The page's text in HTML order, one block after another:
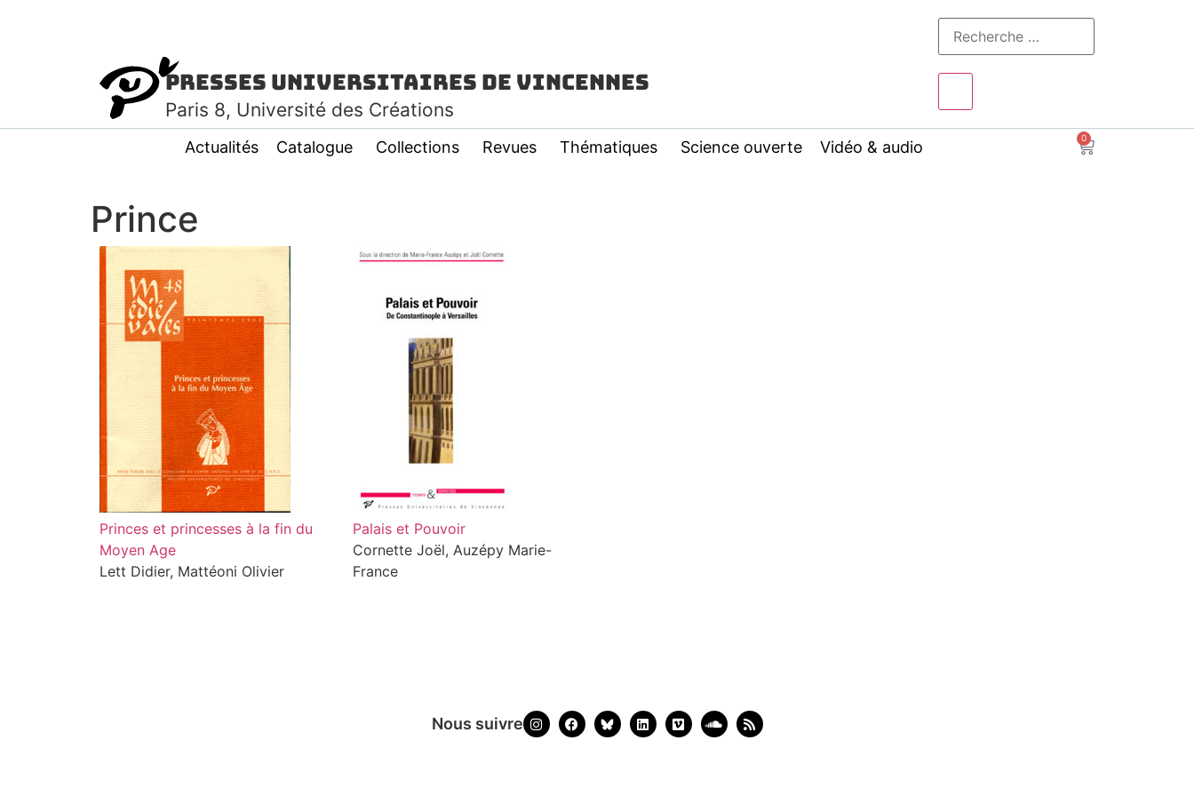
Presses Universitaires de Vincennes
Paris 8, Université des Créations
Actualités Catalogue Collections Revues Thématiques Science ouverte Vidéo & audio 0
Prince
Princes et princesses à la fin du
Moyen Age
Lett Didier, Mattéoni Olivier
Palais et Pouvoir
Cornette Joël, Auzépy Marie-
France
Nous suivre